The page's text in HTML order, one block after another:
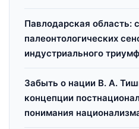
Павлодарская область:
палеонтологических
индустриального
Забыть о нации В. А.
концепции
понимания